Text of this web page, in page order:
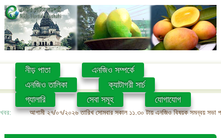
নীড় পাতা
এনজিও সম্পর্কে
এনজিও তালিকা
ক্যাটাগরী সার্চ
গ্যালারি
সেবা সমূহ যোগাযোগ
খবর: আগামী ২৭/০৭/২০২৬ তারিখ সোমবার সকাল ১১.৩০ টায় এনজিও বিষয়ক সমন্বয় সভা